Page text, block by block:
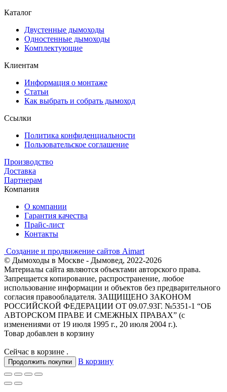
Каталог
Двустенные дымоходы
Одностенные дымоходы
Комплектующие
Клиентам
Информация о монтаже
Статьи
Как выбрать и собрать дымоход
Ссылки
Политика конфиденциальности
Пользовательское соглашение
Производство
Доставка
Партнерам
Компания
О компании
Гарантия качества
Прайс-лист
Контакты
Создание и продвижение сайтов Aimart
© Дымоходы в Москве - Дымовед, 2022-2026
Материалы сайта являются объектами авторского права.
Запрещается копирование, распространение, любое
использование информации и объектов без предварительного
согласия правообладателя. ЗАЩИЩЕНО ЗАКОНОМ
РОССИЙСКОЙ ФЕДЕРАЦИИ ОТ 09.07.93Г. №5351-1 “ОБ
АВТОРСКОМ ПРАВЕ И СМЕЖНЫХ ПРАВАХ” (с
изменениями от 19 июля 1995 г., 20 июля 2004 г.).
Товар добавлен в корзину
Сейчас в корзине .
Продолжить покупки В корзину